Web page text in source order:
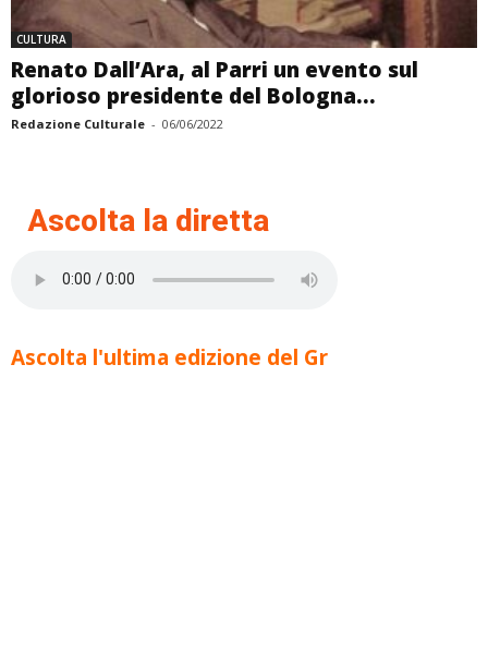
CULTURA
Renato Dall’Ara, al Parri un evento sul
glorioso presidente del Bologna...
Redazione Culturale - 06/06/2022
Ascolta la diretta
Ascolta l'ultima edizione del Gr